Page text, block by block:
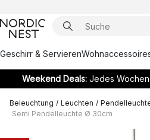
Geschirr & Servieren
Weekend Deals:Jedes
Beleuchtung / Leuchten /
Semi Pendelleuchte Ø 30cm